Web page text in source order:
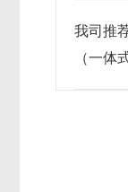
我司推
（一体